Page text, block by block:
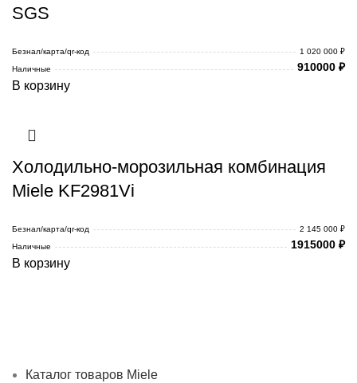
SGS
Безнал/карта/qr-код
1 020 000 ₽
Наличные
910000 ₽
В корзину
Холодильно-морозильная комбинация
Miele KF2981Vi
Безнал/карта/qr-код
2 145 000 ₽
Наличные
1915000 ₽
В корзину
Каталог товаров Miele